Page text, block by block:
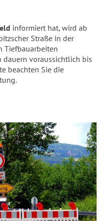
informiert hat, wird ab
Straße in der
Tiefbauarbeiten
dauern voraussichtlich bis
beachten Sie die